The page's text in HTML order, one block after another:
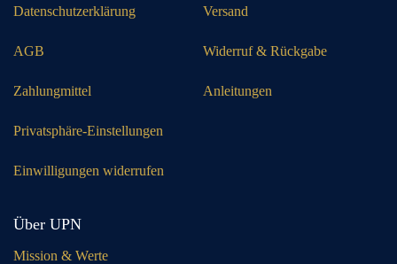
Datenschutzerklärung
AGB
Zahlungmittel
Privatsphäre-Einstellungen
Einwilligungen widerrufen
Versand
Widerruf & Rückgabe
Anleitungen
Über UPN
Mission & Werte